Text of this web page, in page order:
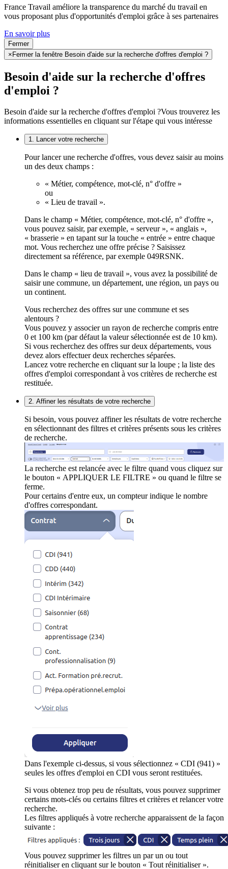
France Travail améliore la transparence du marché du travail en
vous proposant plus d'opportunités d'emploi grâce à ses partenaires
En savoir plus
Fermer
×Fermer la fenêtre Besoin d'aide sur la recherche d'offres d'emploi ?
Besoin d'aide sur la recherche d'offres
d'emploi ?
Besoin d'aide sur la recherche d'offres d'emploi ?Vous trouverez les
informations essentielles en cliquant sur l'étape qui vous intéresse
1. Lancer votre recherche
Pour lancer une recherche d'offres, vous devez saisir au moins
un des deux champs :
« Métier, compétence, mot-clé, n° d'offre »
ou
« Lieu de travail ».
Dans le champ « Métier, compétence, mot-clé, n° d'offre »,
vous pouvez saisir, par exemple, « serveur », « anglais »,
« brasserie » en tapant sur la touche « entrée » entre chaque
mot. Vous recherchez une offre précise ? Saisissez
directement sa référence, par exemple 049RSNK.
Dans le champ « lieu de travail », vous avez la possibilité de
saisir une commune, un département, une région, un pays ou
un continent.
Vous recherchez des offres sur une commune et ses
alentours ?
Vous pouvez y associer un rayon de recherche compris entre
0 et 100 km (par défaut la valeur sélectionnée est de 10 km).
Si vous recherchez des offres sur deux départements, vous
devez alors effectuer deux recherches séparées.
Lancez votre recherche en cliquant sur la loupe ; la liste des
offres d'emploi correspondant à vos critères de recherche est
restituée.
2. Affiner les résultats de votre recherche
Si besoin, vous pouvez affiner les résultats de votre recherche
en sélectionnant des filtres et critères présents sous les critères
de recherche.
La recherche est relancée avec le filtre quand vous cliquez sur
le bouton « APPLIQUER LE FILTRE » ou quand le filtre se
ferme.
Pour certains d'entre eux, un compteur indique le nombre
d'offres correspondant.
Dans l'exemple ci-dessus, si vous sélectionnez « CDI (941) »
seules les offres d'emploi en CDI vous seront restituées.
Si vous obtenez trop peu de résultats, vous pouvez supprimer
certains mots-clés ou certains filtres et critères et relancer votre
recherche.
Les filtres appliqués à votre recherche apparaissent de la façon
suivante :
Vous pouvez supprimer les filtres un par un ou tout
réinitialiser en cliquant sur le bouton « Tout réinitialiser ».